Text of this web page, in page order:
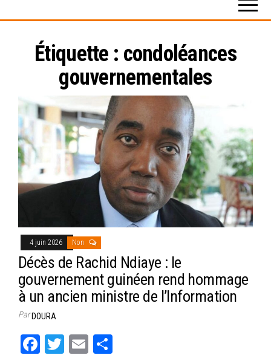
Étiquette : condoléances
gouvernementales
4 juin 2026 Non
Décès de Rachid Ndiaye : le
gouvernement guinéen rend hommage
à un ancien ministre de l’Information
ParDOURA
Fa
T
E